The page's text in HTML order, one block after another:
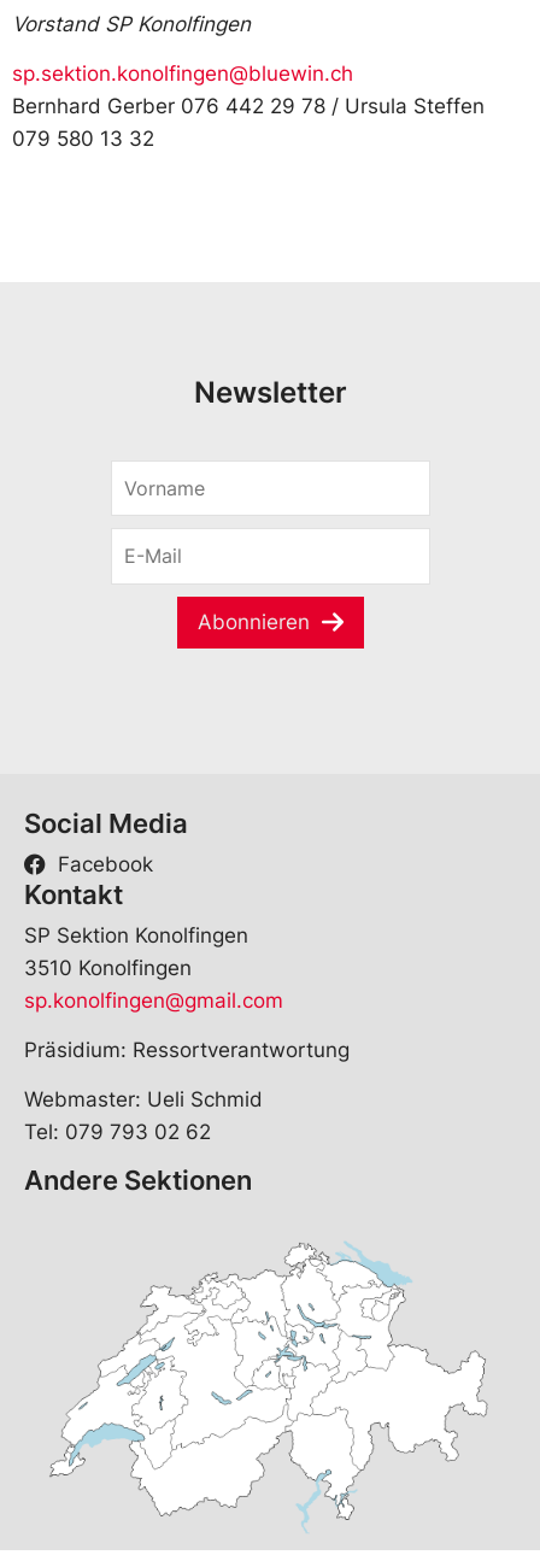
Vorstand SP Konolfingen
sp.sektion.konolfingen@bluewin.ch
Bernhard Gerber 076 442 29 78 / Ursula Steffen
079 580 13 32
Newsletter
r
m
M
Abonnieren
Social Media
Facebook
Kontakt
SP Sektion Konolfingen
3510 Konolfingen
sp.konolfingen@gmail.com
Präsidium: Ressortverantwortung
Webmaster: Ueli Schmid
Tel: 079 793 02 62
Andere Sektionen